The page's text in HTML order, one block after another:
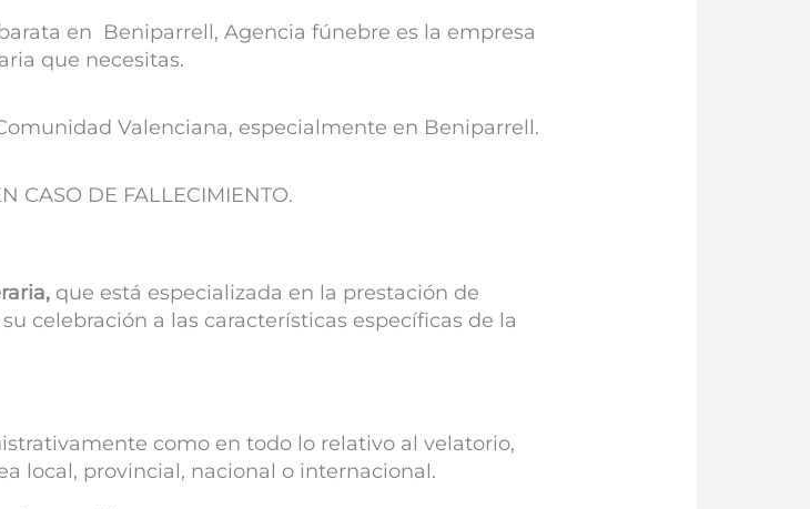
en Beniparrell, Agencia fúnebre es la empresa
que necesitas.
Valenciana, especialmente en Beniparrell.
CASO DE FALLECIMIENTO.
que está especializada en la prestación de
celebración a las características específicas de la
como en todo lo relativo al velatorio,
local, provincial, nacional o internacional.